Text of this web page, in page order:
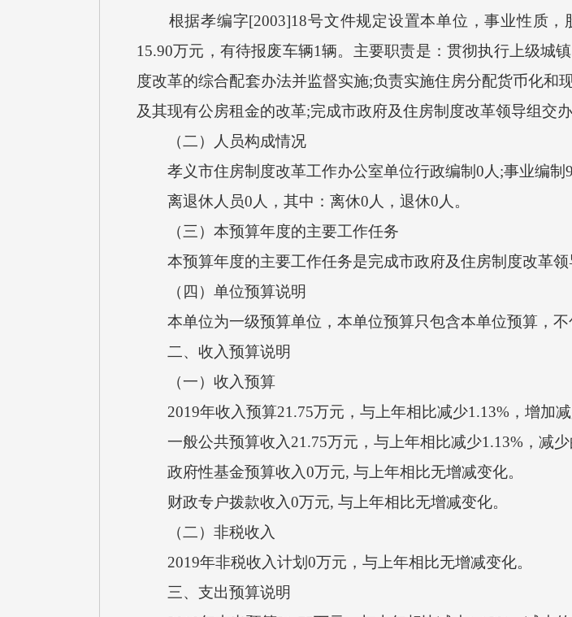
根据孝编字[2003]18号文件规定设置本单位，事业性质，
15.90万元，有待报废车辆1辆。主要职责是：贯彻执行上级城
度改革的综合配套办法并监督实施;负责实施住房分配货币化和
及其现有公房租金的改革;完成市政府及住房制度改革领导组交办
（二）人员构成情况
孝义市住房制度改革工作办公室单位行政编制0人;事业编制9
离退休人员0人，其中：离休0人，退休0人。
（三）本预算年度的主要工作任务
本预算年度的主要工作任务是完成市政府及住房制度改革领
（四）单位预算说明
本单位为一级预算单位，本单位预算只包含本单位预算，不
二、收入预算说明
（一）收入预算
2019年收入预算21.75万元，与上年相比减少1.13%，增加减
一般公共预算收入21.75万元，与上年相比减少1.13%，减少
政府性基金预算收入0万元, 与上年相比无增减变化。
财政专户拨款收入0万元, 与上年相比无增减变化。
（二）非税收入
2019年非税收入计划0万元，与上年相比无增减变化。
三、支出预算说明